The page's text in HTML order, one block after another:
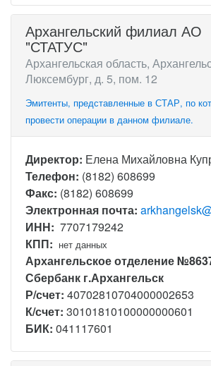
Архангельский филиал АО
"СТАТУС"
Архангельская область,
Люксембург, д. 5, пом. 12
Эмитенты, представленные в СТАР, по
провести операции в данном филиале.
Директор: Елена Михайловна
Телефон: (8182) 608699
Факс: (8182) 608699
Электронная почта:
ИНН: 7707179242
КПП: нет данных
Архангельское отделение
Сбербанк г.Архангельск
Р/счет: 40702810704000002653
К/счет: 30101810100000000601
БИК: 041117601